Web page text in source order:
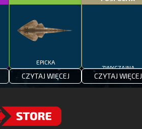
EPICKA
CZYTAJ WIĘCEJ CZYTAJ WIĘCEJ